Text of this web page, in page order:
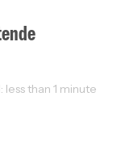
less than 1 minute